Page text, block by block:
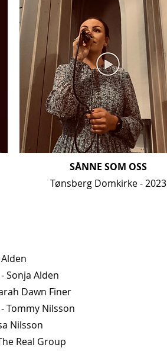
SÅNNE SOM OSS
Tønsberg Domkirke - 2023
Sonja Alden
Dawn Finer
Tommy Nilsson
Nilsson
Real Group